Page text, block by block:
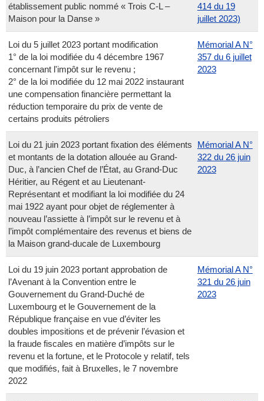
établissement public nommé « Trois C-L –
Maison pour la Danse »
414 du 19
juillet 2023)
Loi du 5 juillet 2023 portant modification
1° de la loi modifiée du 4 décembre 1967
concernant l'impôt sur le revenu ;
2° de la loi modifiée du 12 mai 2022 instaurant
une compensation financière permettant la
réduction temporaire du prix de vente de
certains produits pétroliers
Mémorial A N°
357 du 6 juillet
2023
Loi du 21 juin 2023 portant fixation des éléments
et montants de la dotation allouée au Grand-
Duc, à l’ancien Chef de l’État, au Grand-Duc
Héritier, au Régent et au Lieutenant-
Représentant et modifiant la loi modifiée du 24
mai 1922 ayant pour objet de réglementer à
nouveau l’assiette à l’impôt sur le revenu et à
l’impôt complémentaire des revenus et biens de
la Maison grand-ducale de Luxembourg
Mémorial A N°
322 du 26 juin
2023
Loi du 19 juin 2023 portant approbation de
l’Avenant à la Convention entre le
Gouvernement du Grand-Duché de
Luxembourg et le Gouvernement de la
République française en vue d’éviter les
doubles impositions et de prévenir l’évasion et
la fraude fiscales en matière d’impôts sur le
revenu et la fortune, et le Protocole y relatif, tels
que modifiés, fait à Bruxelles, le 7 novembre
2022
Mémorial A N°
321 du 26 juin
2023